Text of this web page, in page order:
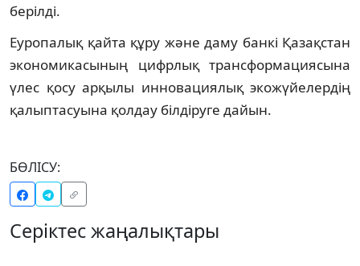
берілді.
Еуропалық қайта құру және даму банкі Қазақстан
экономикасының цифрлық трансформациясына
үлес қосу арқылы инновациялық экожүйелердің
қалыптасуына қолдау білдіруге дайын.
БӨЛІСУ:
Серіктес жаңалықтары